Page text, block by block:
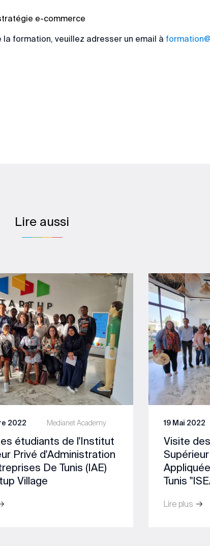
e-commerce
formation, veuillez adresser un email à
Lire aussi
Medianet Academy
2022
étudiants de l'Institut
Privé d'Administration
De Tunis (IAE)
Village
19 Mai 2022
Visite
Tunis
Lire plus